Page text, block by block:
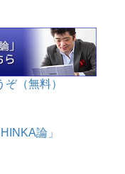
（無料）
論」